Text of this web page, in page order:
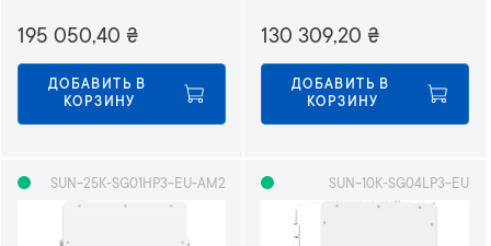
195 050,40 ₴
ДОБАВИТЬ В
КОРЗИНУ
130 309,20 ₴
ДОБАВИТЬ В
КОРЗИНУ
SUN-25K-SG01HP3-EU-AM2 SUN-10K-SG04LP3-EU